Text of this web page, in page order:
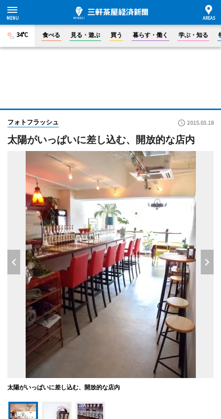
34°C 食べる 見る・遊ぶ 買う 暮らす・働く 学ぶ・知る
フォトフラッシュ 2015.03.18
太陽がいっぱいに差し込む、開放的な店内
太陽がいっぱいに差し込む、開放的な店内